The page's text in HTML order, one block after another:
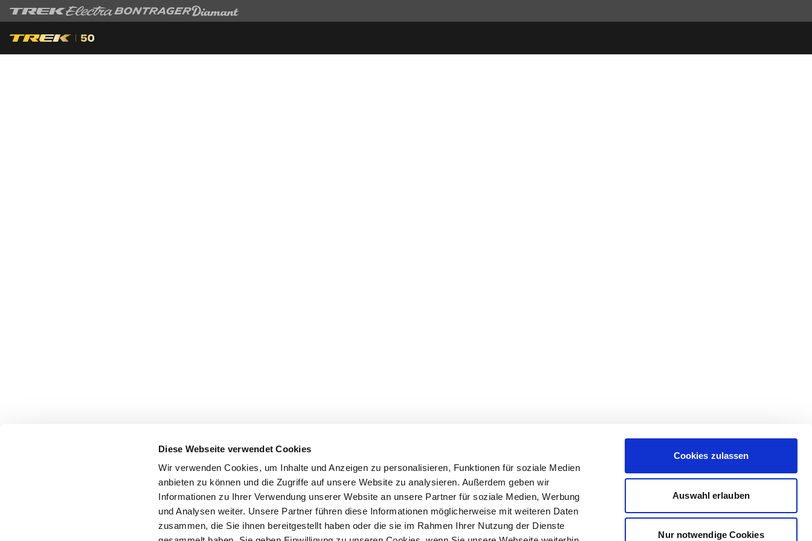
Diese Webseite verwendet Cookies
Wir verwenden Cookies, um Inhalte und Anzeigen zu personalisieren, Funktionen für soziale Medien
anbieten zu können und die Zugriffe auf unsere Website zu analysieren. Außerdem geben wir
Informationen zu Ihrer Verwendung unserer Website an unsere Partner für soziale Medien, Werbung
und Analysen weiter. Unsere Partner führen diese Informationen möglicherweise mit weiteren Daten
zusammen, die Sie ihnen bereitgestellt haben oder die sie im Rahmen Ihrer Nutzung der Dienste
Cookies zulassen
Auswahl erlauben
Nur notwendige Cookies